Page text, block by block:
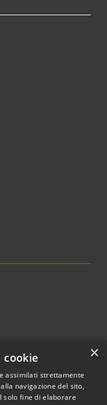
×
cookie
assimilati strettamente
navigazione del sito,
solo fine di elaborare